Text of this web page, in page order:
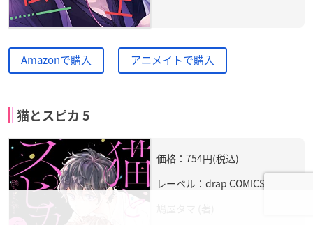
Amazonで購入 アニメイトで購入
猫とスピカ 5
価格：754円(税込)
レーベル：drap COMICS DX